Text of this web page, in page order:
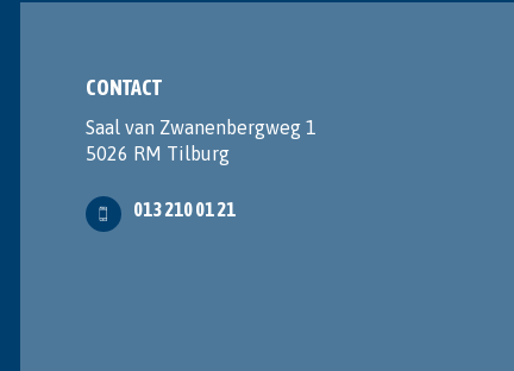
CONTACT
Saal van Zwanenbergweg 1
5026 RM Tilburg
013 210 01 21